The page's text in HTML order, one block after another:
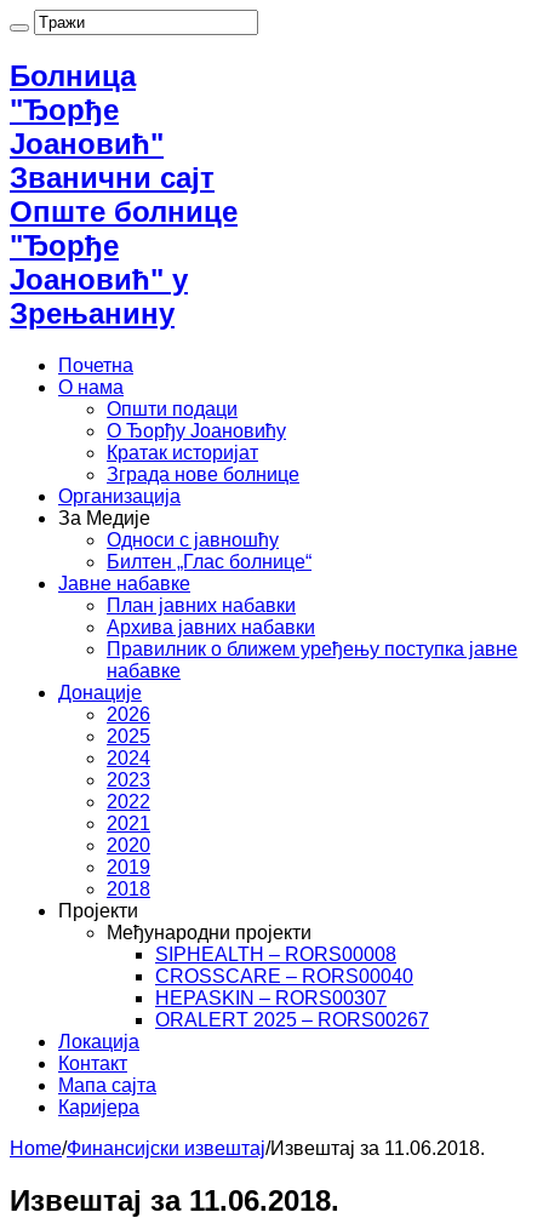
Болница
"Ђорђе
Јоановић"
Званични сајт
Опште болнице
"Ђорђе
Јоановић" у
Зрењанину
Почетна
О нама
Општи подаци
О Ђорђу Јоановићу
Кратак историјат
Зграда нове болнице
Организација
За Медије
Односи с јавношћу
Билтен „Глас болнице“
Јавне набавке
План јавних набавки
Архива јавних набавки
Правилник о ближем уређењу поступка јавне
набавке
Донације
2026
2025
2024
2023
2022
2021
2020
2019
2018
Пројекти
Међународни пројекти
SIPHEALTH – RORS00008
CROSSCARE – RORS00040
HEPASKIN – RORS00307
ORALERT 2025 – RORS00267
Локација
Контакт
Мапа сајта
Каријера
Home/Финансијски извештај/Извештај за 11.06.2018.
Извештај за 11.06.2018.